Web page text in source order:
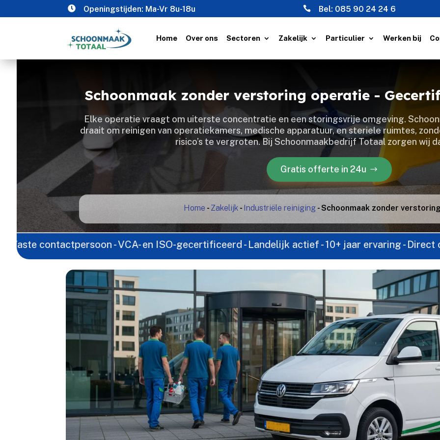
 Openingstijden: Ma-Vr 8u-18u  Bel: 085 90 24 24 6
Home Over ons Sectoren Zakelijk Particulier Werken bij
Schoonmaak zonder verstoring operatie -
Elke operatie vraagt om uiterste concentratie en een storingsvrije omgeving.​
draait om reinigen van operatiekamers, medische apparatuur, en steriele ruimtes,
risico’s te vergroten.​ Bij Schoonmaakbedrijf Totaal zorgen wij
Gratis offerte in 24u
Home - Zakelijk - Industriële reiniging -Schoonmaak zonder
- VCA- en ISO-gecertificeerd - Landelijk actief - 10+ jaar ervaring - Direct contact